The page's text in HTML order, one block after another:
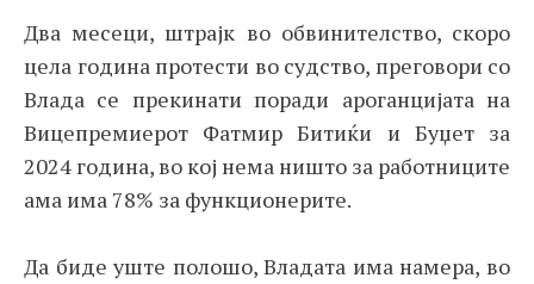
Два месеци, штрајк во обвинителство, скоро
цела година протести во судство, преговори со
Влада се прекинати поради ароганцијата на
Вицепремиерот Фатмир Битиќи и Буџет за
2024 година, во кој нема ништо за работниците
ама има 78% за функционерите.
Да биде уште полошо, Владата има намера, во